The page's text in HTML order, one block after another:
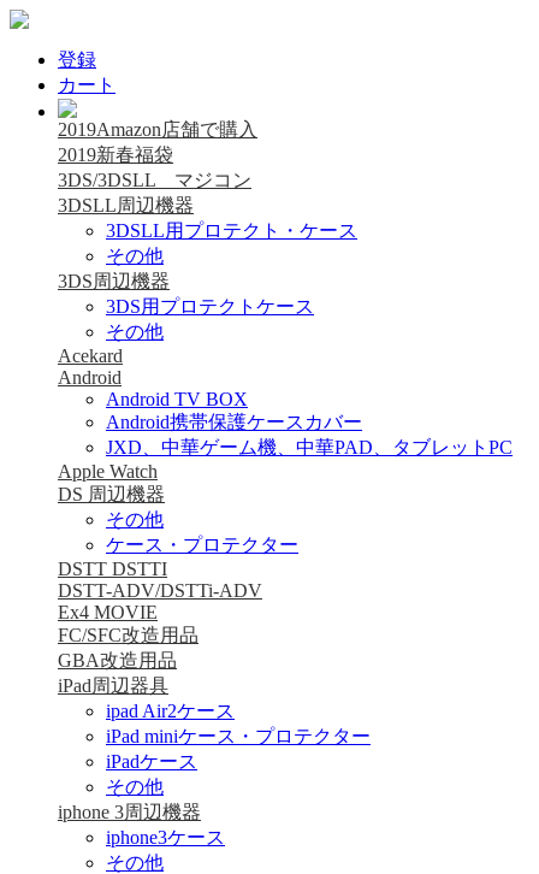
登録
カート
2019Amazon店舗で購入
2019新春福袋
3DS/3DSLL マジコン
3DSLL周辺機器
3DSLL用プロテクト・ケース
その他
3DS周辺機器
3DS用プロテクトケース
その他
Acekard
Android
Android TV BOX
Android携帯保護ケースカバー
JXD、中華ゲーム機、中華PAD、タブレットPC
Apple Watch
DS 周辺機器
その他
ケース・プロテクター
DSTT DSTTI
DSTT-ADV/DSTTi-ADV
Ex4 MOVIE
FC/SFC改造用品
GBA改造用品
iPad周辺器具
ipad Air2ケース
iPad miniケース・プロテクター
iPadケース
その他
iphone 3周辺機器
iphone3ケース
その他